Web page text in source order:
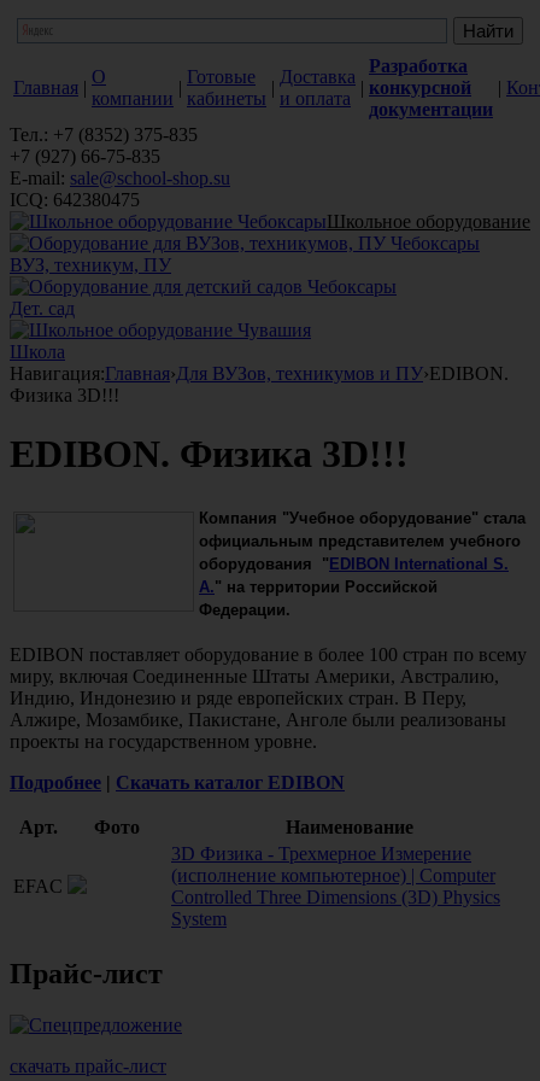
Главная |
О
компании
|
Готовые
кабинеты
|
Доставка
и оплата
|
Разработка
конкурсной
документации
|
Тел.: +7 (8352) 375-835
+7 (927) 66-75-835
E-mail: sale@school-shop.su
ICQ: 642380475
Школьное оборудование
ВУЗ, техникум, ПУ
Дет. сад
Школа
Навигация:Главная›Для ВУЗов, техникумов и ПУ›EDIBON.
Физика 3D!!!
EDIBON. Физика 3D!!!
Компания "Учебное оборудование" стала
официальным представителем учебного
оборудования " EDIBON International S.
A." на территории Российской
Федерации.
EDIBON поставляет оборудование в более 100 стран по всему
миру, включая Соединенные Штаты Америки, Австралию,
Индию, Индонезию и ряде европейских стран. В Перу,
Алжире, Мозамбике, Пакистане, Анголе были реализованы
проекты на государственном уровне.
Подробнее | Скачать каталог EDIBON
Арт. Фото Наименование
EFAC
3D Физика - Трехмерное Измерение
(исполнение компьютерное) | Computer
Controlled Three Dimensions (3D) Physics
System
Прайс-лист
скачать прайс-лист